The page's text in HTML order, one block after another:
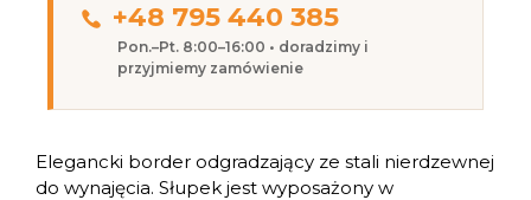
+48 795 440 385
Pon.–Pt. 8:00–16:00 • doradzimy i
przyjmiemy zamówienie
Elegancki border odgradzający ze stali nierdzewnej
do wynajęcia. Słupek jest wyposażony w